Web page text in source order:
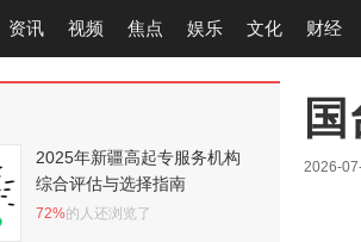
资讯 视频 焦点 娱乐 文化 财经
2026-
2025年新疆高起专服务机构
综合评估与选择指南
72%的人还浏览了